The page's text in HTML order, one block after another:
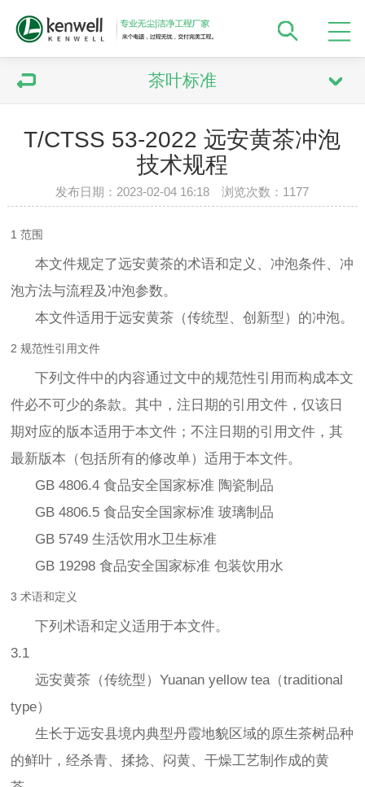
茶叶标准
T/CTSS 53-2022 远安黄茶冲泡
技术规程
发布日期：2023-02-04 16:18 浏览次数： 1177
1 范围
本文件规定了远安黄茶的术语和定义、冲泡条件、冲
泡方法与流程及冲泡参数。
本文件适用于远安黄茶（传统型、创新型）的冲泡。
2 规范性引用文件
下列文件中的内容通过文中的规范性引用而构成本文
件必不可少的条款。其中，注日期的引用文件，仅该日
期对应的版本适用于本文件；不注日期的引用文件，其
最新版本（包括所有的修改单）适用于本文件。
GB 4806.4 食品安全国家标准 陶瓷制品
GB 4806.5 食品安全国家标准 玻璃制品
GB 5749 生活饮用水卫生标准
GB 19298 食品安全国家标准 包装饮用水
3 术语和定义
下列术语和定义适用于本文件。
3.1
远安黄茶（传统型）Yuanan yellow tea（traditional
type）
生长于远安县境内典型丹霞地貌区域的原生茶树品种
的鲜叶，经杀青、揉捻、闷黄、干燥工艺制作成的黄